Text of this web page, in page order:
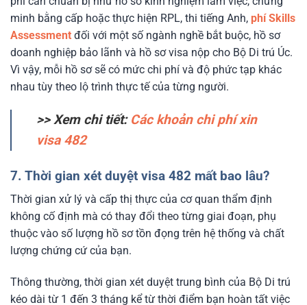
minh bằng cấp hoặc thực hiện RPL, thi tiếng Anh, phí Skills
Assessment đối với một số ngành nghề bắt buộc, hồ sơ
doanh nghiệp bảo lãnh và hồ sơ visa nộp cho Bộ Di trú Úc.
Vì vậy, mỗi hồ sơ sẽ có mức chi phí và độ phức tạp khác
nhau tùy theo lộ trình thực tế của từng người.
>> Xem chi tiết: Các khoản chi phí xin
visa 482
7. Thời gian xét duyệt visa 482 mất bao lâu?
Thời gian xử lý và cấp thị thực của cơ quan thẩm định
không cố định mà có thay đổi theo từng giai đoạn, phụ
thuộc vào số lượng hồ sơ tồn đọng trên hệ thống và chất
lượng chứng cứ của bạn.
Thông thường, thời gian xét duyệt trung bình của Bộ Di trú
kéo dài từ 1 đến 3 tháng kể từ thời điểm bạn hoàn tất việc